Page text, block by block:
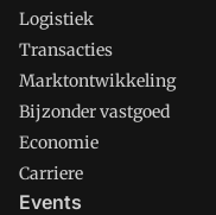
Logistiek
Transacties
Marktontwikkeling
Bijzonder vastgoed
Economie
Carriere
Events